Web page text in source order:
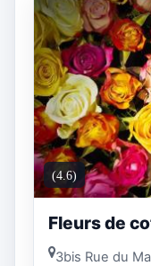
(4.6)
Fleurs de
3bis Rue du